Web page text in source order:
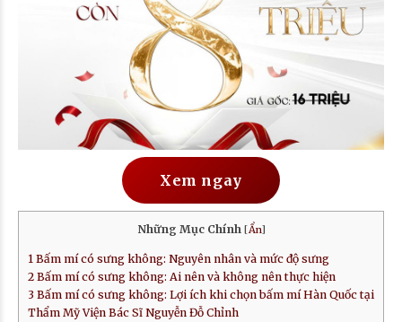
Xem ngay
Những Mục Chính [Ẩn]
1 Bấm mí có sưng không: Nguyên nhân và mức độ sưng
2 Bấm mí có sưng không: Ai nên và không nên thực hiện
3 Bấm mí có sưng không: Lợi ích khi chọn bấm mí Hàn Quốc tại
Thẩm Mỹ Viện Bác Sĩ Nguyễn Đỗ Chỉnh